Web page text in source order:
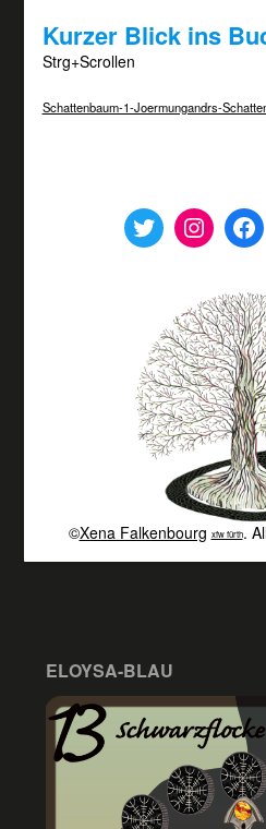
Kurzer Blick ins
Strg+Scrollen
Schattenbaum-1-Joermungandrs-
Twitter
©Xena Falkenbourg xfw fürth.
ELOYSA-BLAU